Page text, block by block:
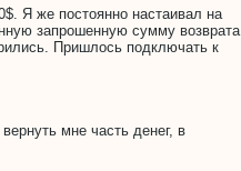
Я же постоянно настаивал на
запрошенную сумму возврата
Пришлось подключать к
мне часть денег, в